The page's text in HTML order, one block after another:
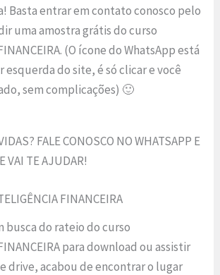
Basta entrar em contato conosco pelo
uma amostra grátis do curso
(O ícone do WhatsApp está
esquerda do site, é só clicar e você
sem complicações) 🙂
FALE CONOSCO NO WHATSAPP E
VAI TE AJUDAR!
FINANCEIRA
busca do rateio do curso
para download ou assistir
drive, acabou de encontrar o lugar